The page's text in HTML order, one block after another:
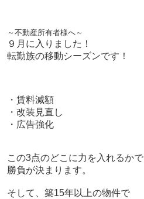
～不動産所有者様へ～
９月に入りました！
転勤族の移動シーズンです！
・賃料減額
・改装見直し
・広告強化
この3点のどこに力を入れるかで
勝負が決まります。
そして、築15年以上の物件で